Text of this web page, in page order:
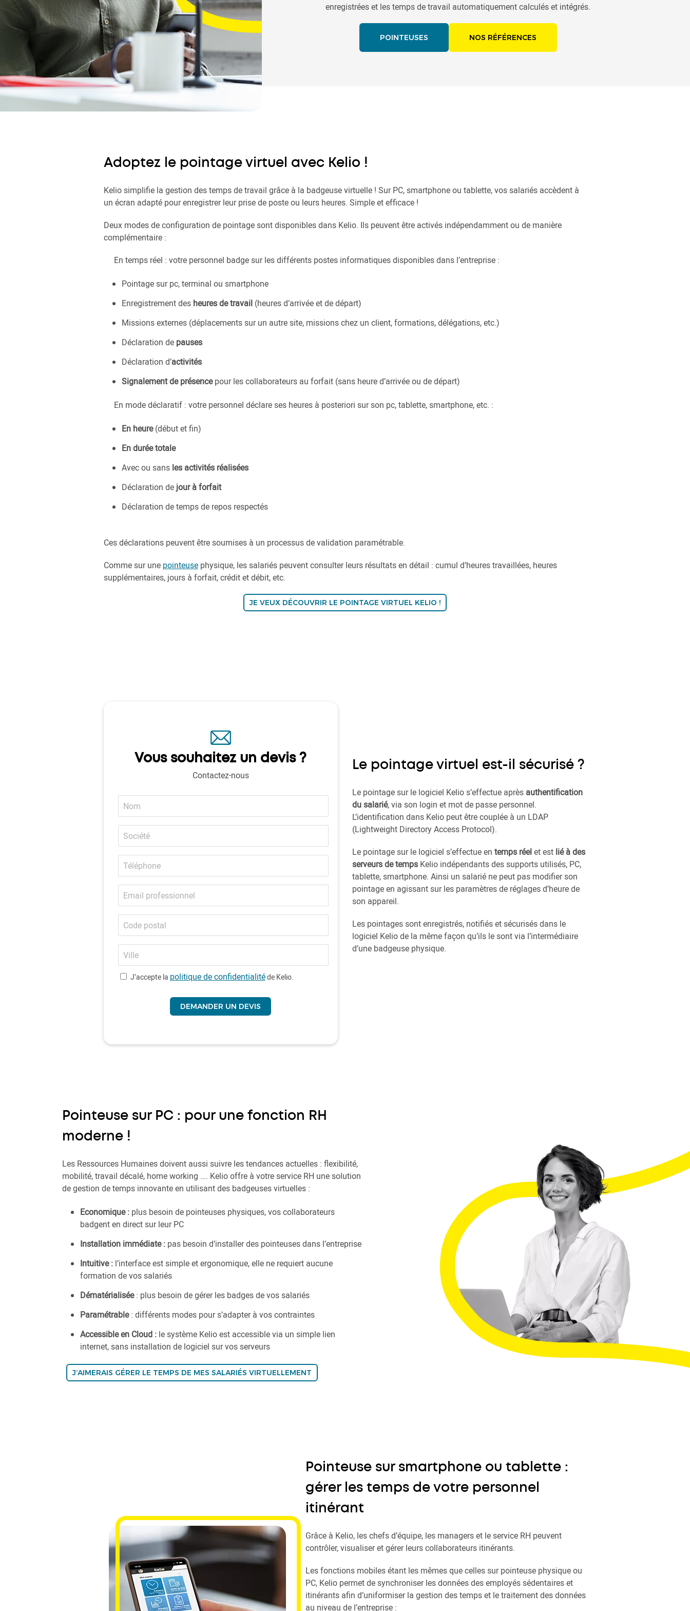
enregistrées et les temps de travail automatiquement calculés et intégrés.
POINTEUSES NOS RÉFÉRENCES
Adoptez le pointage virtuel avec Kelio !
Kelio simplifie la gestion des temps de travail grâce à la badgeuse virtuelle ! Sur PC, smartphone ou tablette, vos salariés accèdent à
un écran adapté pour enregistrer leur prise de poste ou leurs heures. Simple et efficace !
Deux modes de configuration de pointage sont disponibles dans Kelio. Ils peuvent être activés indépendamment ou de manière
complémentaire :
En temps réel : votre personnel badge sur les différents postes informatiques disponibles dans l’entreprise :
Pointage sur pc, terminal ou smartphone
Enregistrement des heures de travail (heures d’arrivée et de départ)
Missions externes (déplacements sur un autre site, missions chez un client, formations, délégations, etc.)
Déclaration depauses
Déclaration d’activités
Signalement de présencepour les collaborateurs au forfait (sans heure d’arrivée ou de départ)
En mode déclaratif : votre personnel déclare ses heures à posteriori sur son pc, tablette, smartphone, etc. :
En heure(début et fin)
En durée totale
Avec ou sans les activités réalisées
Déclaration dejour à forfait
Déclaration de temps de repos respectés
Ces déclarations peuvent être soumises à un processus de validation paramétrable.
Comme sur une pointeusephysique, les salariés peuvent consulter leurs résultats en détail : cumul d’heures travaillées, heures
supplémentaires, jours à forfait, crédit et débit, etc.
JE VEUX DÉCOUVRIR LE POINTAGE VIRTUEL KELIO !
Le pointage virtuel est-il sécurisé ?
Le pointage sur le logiciel Kelio s’effectue après authentification
du salarié, via son login et mot de passe personnel.
L’identification dans Kelio peut être couplée à un LDAP
(Lightweight Directory Access Protocol).
Le pointage sur le logiciel s’effectue entemps réelet est lié à des
serveurs de temps Kelio indépendants des supports utilisés, PC,
tablette, smartphone. Ainsi un salarié ne peut pas modifier son
pointage en agissant sur les paramètres de réglages d’heure de
son appareil.
Les pointages sont enregistrés, notifiés et sécurisés dans le
logiciel Kelio de la même façon qu’ils le sont via l’intermédiaire
d’une badgeuse physique.
Vous souhaitez un devis ?
Contactez-nous
Nom
Société
Téléphone
Email
professionnel
Code
postal
Ville
J’accepte la politique de confidentialitéde Kelio.
Pointeuse sur PC : pour une fonction RH
moderne !
Les Ressources Humaines doivent aussi suivre les tendances actuelles : flexibilité,
mobilité, travail décalé, home working …. Kelio offre à votre service RH une solution
de gestion de temps innovante en utilisant des badgeuses virtuelles :
Economique :plus besoin de pointeuses physiques, vos collaborateurs
badgent en direct sur leur PC
Installation immédiate :pas besoin d’installer des pointeuses dans l’entreprise
Intuitive : l’interface est simple et ergonomique, elle ne requiert aucune
formation de vos salariés
Dématérialisée: plus besoin de gérer les badges de vos salariés
Paramétrable: différents modes pour s’adapter à vos contraintes
Accessible en Cloud :le système Kelio est accessible via un simple lien
internet, sans installation de logiciel sur vos serveurs
J’AIMERAIS GÉRER LE TEMPS DE MES SALARIÉS VIRTUELLEMENT
Pointeuse sur smartphone ou tablette :
gérer les temps de votre personnel
itinérant
Grâce à Kelio, les chefs d’équipe, les managers et le service RH peuvent
contrôler, visualiser et gérer leurs collaborateurs itinérants.
Les fonctions mobiles étant les mêmes que celles sur pointeuse physique ou
PC, Kelio permet de synchroniser les données des employés sédentaires et
itinérants afin d’uniformiser la gestion des temps et le traitement des données
au niveau de l’entreprise :